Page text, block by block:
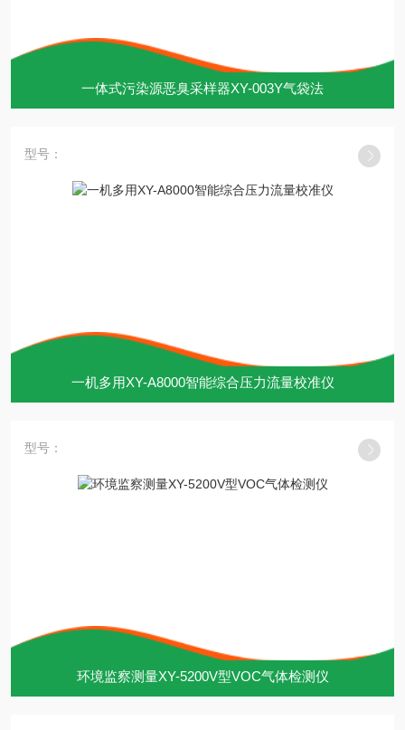
一体式污染源恶臭采样器XY-003Y气袋法
型号：
一机多用XY-A8000智能综合压力流量校准仪
型号：
环境监察测量XY-5200V型VOC气体检测仪